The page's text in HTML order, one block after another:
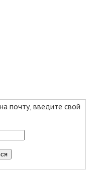
почту, введите свой